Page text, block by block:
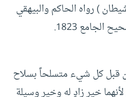
) رواه الحاكم والبيهقي
الجامع 1823.
قبل كل شيء متسلحاً بسلاح
خير زادٍ له وخير وسيلة